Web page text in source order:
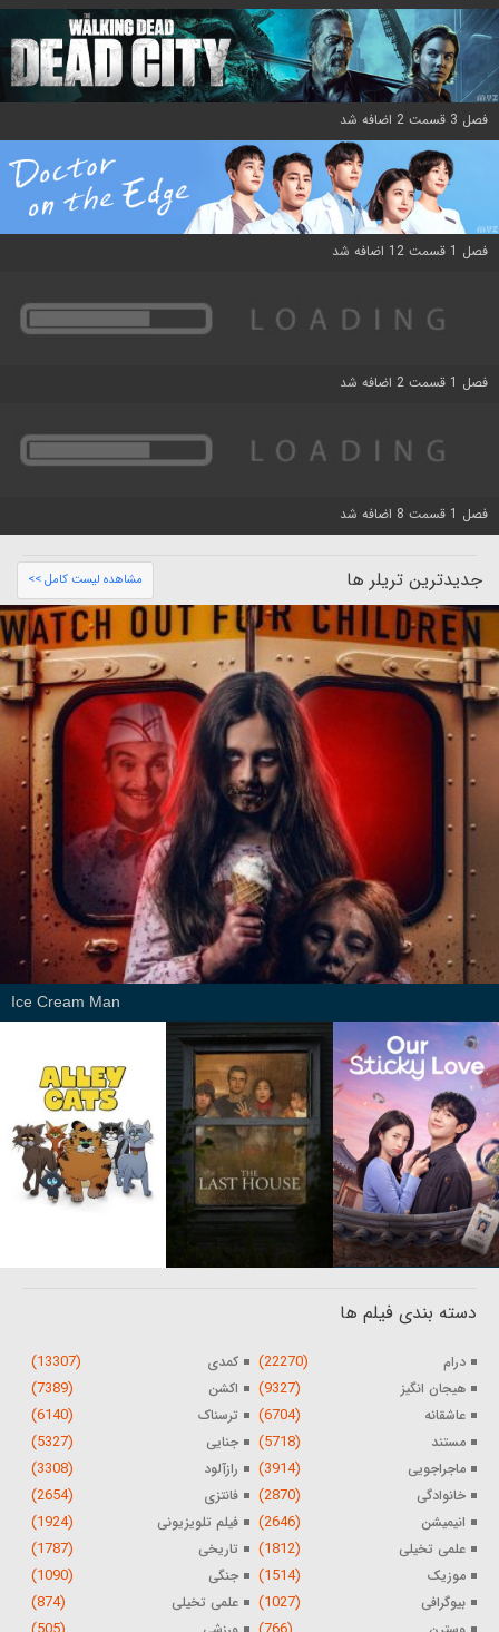
فصل 3 قسمت 2 اضافه شد
فصل 1 قسمت 12 اضافه شد
فصل 1 قسمت 2 اضافه شد
فصل 1 قسمت 8 اضافه شد
جدیدترین تریلر ها مشاهده لیست کامل >>
Ice Cream Man
دسته بندی فیلم ها
درام (22270) کمدی (13307)
هیجان انگیز (9327) اکشن (7389)
عاشقانه (6704) ترسناک (6140)
مستند (5718) جنایی (5327)
ماجراجویی (3914) رازآلود (3308)
خانوادگی (2870) فانتزی (2654)
انیمیشن (2646) فیلم تلویزیونی (1924)
علمی تخیلی (1812) تاریخی (1787)
موزیک (1514) جنگی (1090)
بیوگرافی (1027) علمی تخیلی (874)